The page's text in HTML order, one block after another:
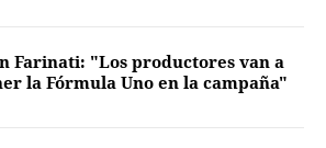
Farinati: "Los productores van a
la Fórmula Uno en la campaña"